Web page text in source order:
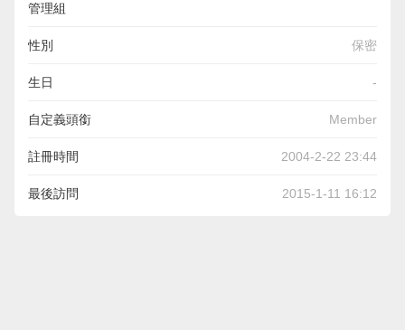
管理組
性別 保密
生日 -
自定義頭銜 Member
註冊時間 2004-2-22 23:44
最後訪問 2015-1-11 16:12